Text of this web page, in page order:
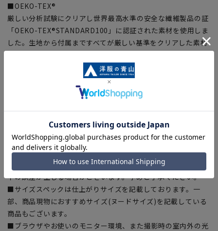
■OEKO-TEX®
厳しい分析試験にクリアし世界最高水準の安全な繊維製品の証
「OEKO-TEX®STANDARD100」に認証された素材を使用しま
した。生地から付属まですべてが厳しい基準をクリアした素材
【シルエット】《細め(スリム)》 (当社比)
ある場合がございますので、予めご了承ください。
■ゆとり感には個人差があります。サイズ表を確認の上、ご購
入の目安としてご利用ください。
■生地や仕様・デザインにより、着用感や実際のサイズ表に若
干の誤差が生じる場合がございます。予めご了承ください。
■サイズスペックは仕上がりサイズを記載しております。一
部、商品現物におすすめサイズ(ヌードサイズ)を記載している
商品もございます。
■ブラウザやお使いのモニター環境、また撮影時の室内外の光